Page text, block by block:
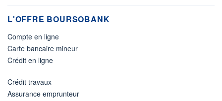
L'OFFRE BOURSOBANK
Compte en ligne
Carte bancaire mineur
Crédit en ligne
Crédit travaux
Assurance emprunteur